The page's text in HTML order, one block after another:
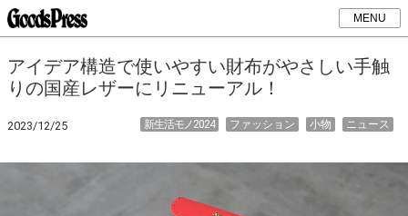
MENU
アイデア構造で使いやすい財布がやさしい手触
りの国産レザーにリニューアル！
2023/12/25 ニュース
小物
ファッション
新生活モノ2024